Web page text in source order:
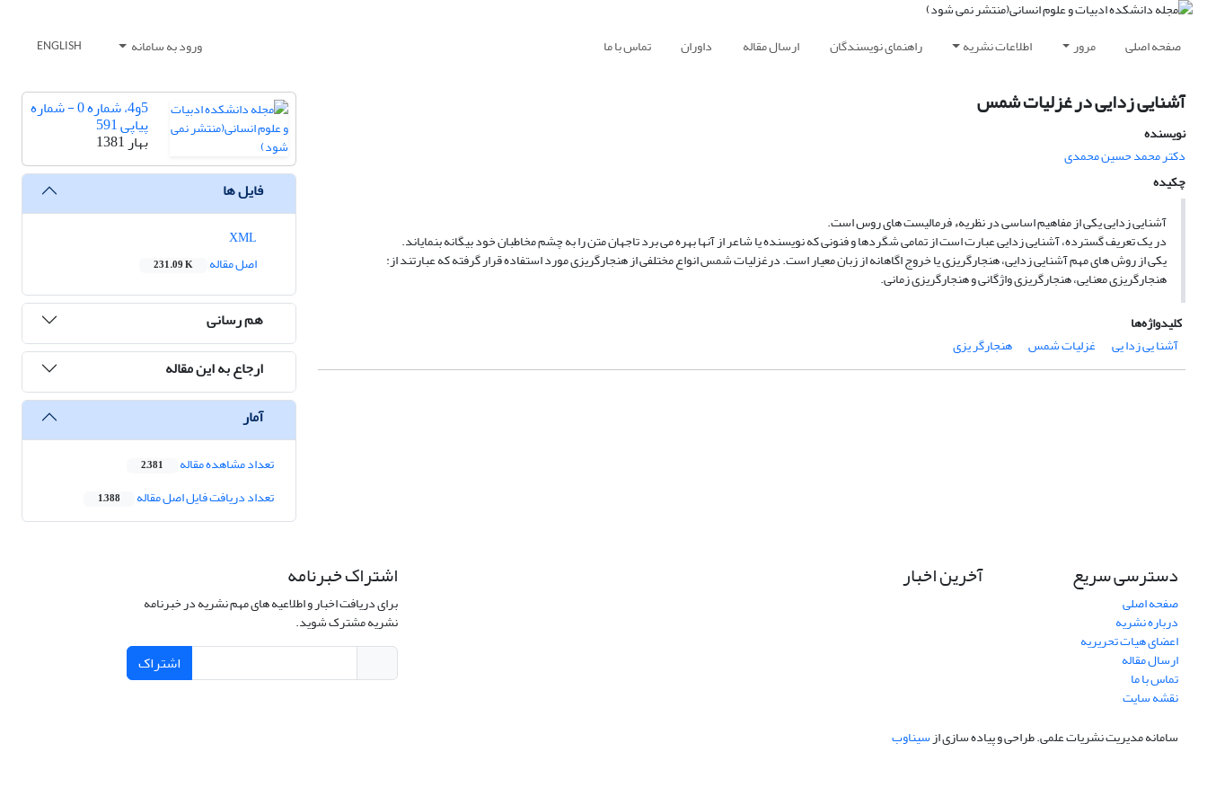
صفحه اصلی مرور اطلاعات نشریه راهنمای نویسندگان ارسال مقاله داوران تماس با ما ورود به سامانه ENGLISH
آشنایی زدایی در غزلیات شمس
نویسنده
دکتر محمد حسین محمدى
چکیده
آشنایی زدایی یکی از مفاهیم اساسی در نظریهء فرمالیست های روس است.
در یک تعریف گسترده، آشنایی زدایی عبارت است از تمامی شگردها و فنونی که نویسنده یا شاعر از آنها بهره می برد تاجهان متن را به چشم مخاطبان خود بیگانه بنمایاند.
یکی از روش های مهم آشنایی زدایی، هنجارگریزی یا خروج اگاهانه از زبان معیار است. درغزلیات شمس انواع مختلفی از هنجارگریزی مورد استفاده قرار گرفته که عبارتند از:
هنجارگریزی معنایی، هنجارگریزی واژگانی و هنجارگریزی زمانی.
کلیدواژه‌ها
آشنا یی زدا یی
غزلیات شمس هنجارگر یزی
5و4، شماره 0 - شماره
پیاپی 591
بهار 1381
فایل ها
اصل مقاله
231.09 K
هم رسانی
ارجاع به این مقاله
آمار
تعداد مشاهده مقاله 2,381
تعداد دریافت فایل اصل مقاله 1,388
دسترسی سریع
صفحه اصلی
درباره نشریه
اعضای هیات تحریریه
ارسال مقاله
تماس با ما
نقشه سایت
آخرین اخبار اشتراک خبرنامه
برای دریافت اخبار و اطلاعیه های مهم نشریه در خبرنامه
نشریه مشترک شوید.
اشتراک
سامانه مدیریت نشریات علمی.طراحی و پیاده سازی ازسیناوب